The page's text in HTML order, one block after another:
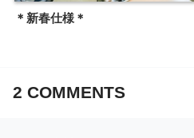
＊新春仕様＊
2 COMMENTS